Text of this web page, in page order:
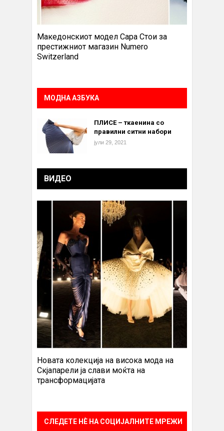
Македонскиот модел Сара Стои за
престижниот магазин Numero
Switzerland
МОДНА АЗБУКА
ПЛИСЕ – ткаенина со
правилни ситни набори
јули 29, 2021
ВИДЕО
Новата колекција на висока мода на
Скјапарели ја слави моќта на
трансформацијата
СЛЕДЕТЕ НÈ НА СОЦИЈАЛНИТЕ МРЕЖИ